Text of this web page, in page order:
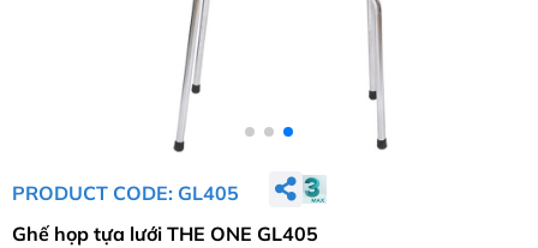
PRODUCT CODE: GL405
Ghế họp tựa lưới THE ONE GL405